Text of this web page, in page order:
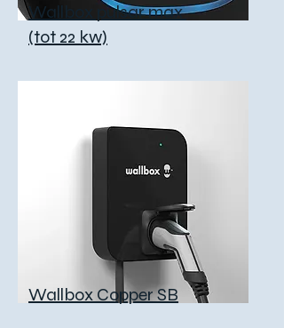
Wallbox pulsar max
(tot 22 kw)
Wallbox Copper SB